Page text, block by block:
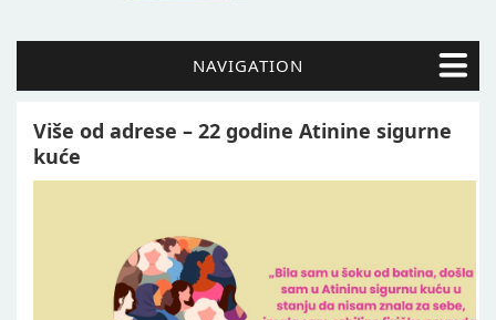
NAVIGATION
Više od adrese – 22 godine Atinine sigurne
kuće